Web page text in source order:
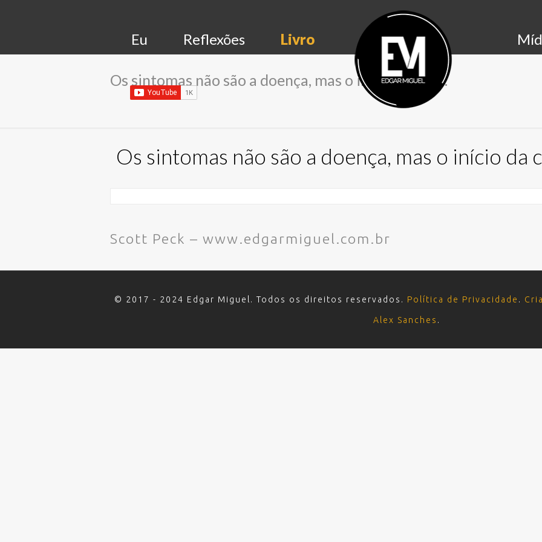
Eu Reflexões Livro
Os sintomas não são a doença, mas o início da cura.
Os sintomas não são a doença, mas o início da
Scott Peck – www.edgarmiguel.com.br
© 2017 - 2024 Edgar Miguel. Todos os direitos reservados. Política de Privacidade .
Alex Sanches .